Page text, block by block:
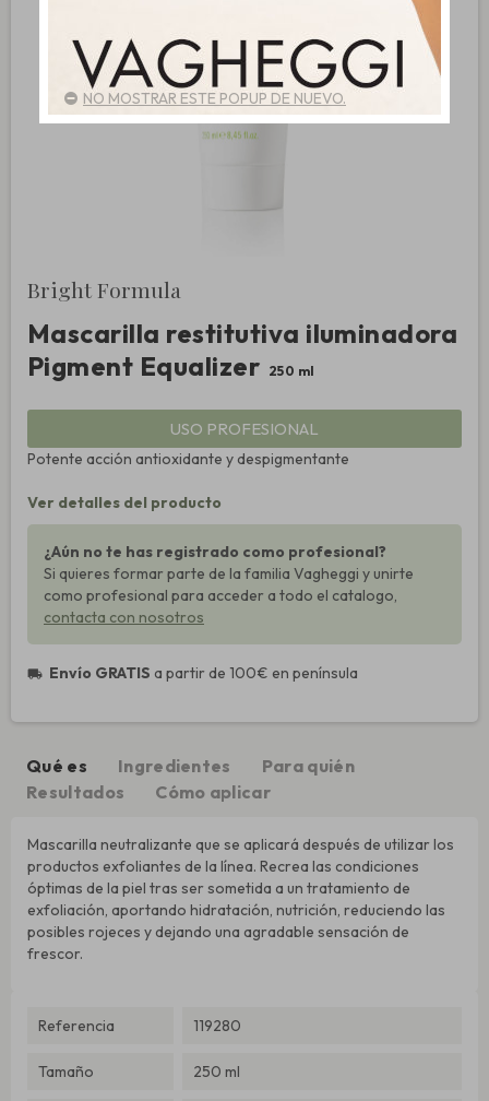
Bright Formula
Mascarilla restitutiva iluminadora
Pigment Equalizer 250 ml
USO PROFESIONAL
Potente acción antioxidante y despigmentante
Ver detalles del producto
¿Aún no te has registrado como profesional?
Si quieres formar parte de la familia Vagheggi y unirte
como profesional para acceder a todo el catalogo,
contacta con nosotros
local_shipping Envío GRATIS a partir de 100€ en península
Qué es Ingredientes
Para quién
Resultados
Cómo aplicar
Mascarilla neutralizante que se aplicará después de utilizar los
productos exfoliantes de la línea. Recrea las condiciones
óptimas de la piel tras ser sometida a un tratamiento de
exfoliación, aportando hidratación, nutrición, reduciendo las
posibles rojeces y dejando una agradable sensación de
frescor.
Referencia 119280
Tamaño 250 ml
NO MOSTRAR ESTE POPUP DE NUEVO.